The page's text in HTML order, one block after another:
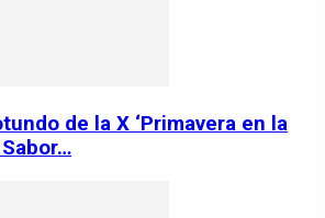
de la X ‘Primavera en la